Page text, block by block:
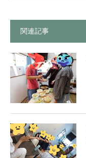
関連記事